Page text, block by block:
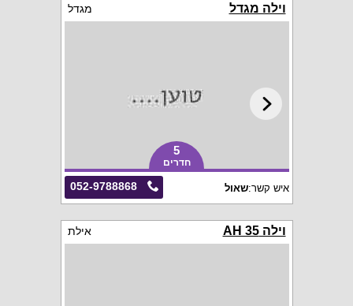
וילה מגדל מגדל
5
חדרים
052-9788868 איש קשר:שאול
וילה AH 35 אילת